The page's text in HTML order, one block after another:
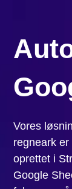
Vores
regneark
oprettet i
Google